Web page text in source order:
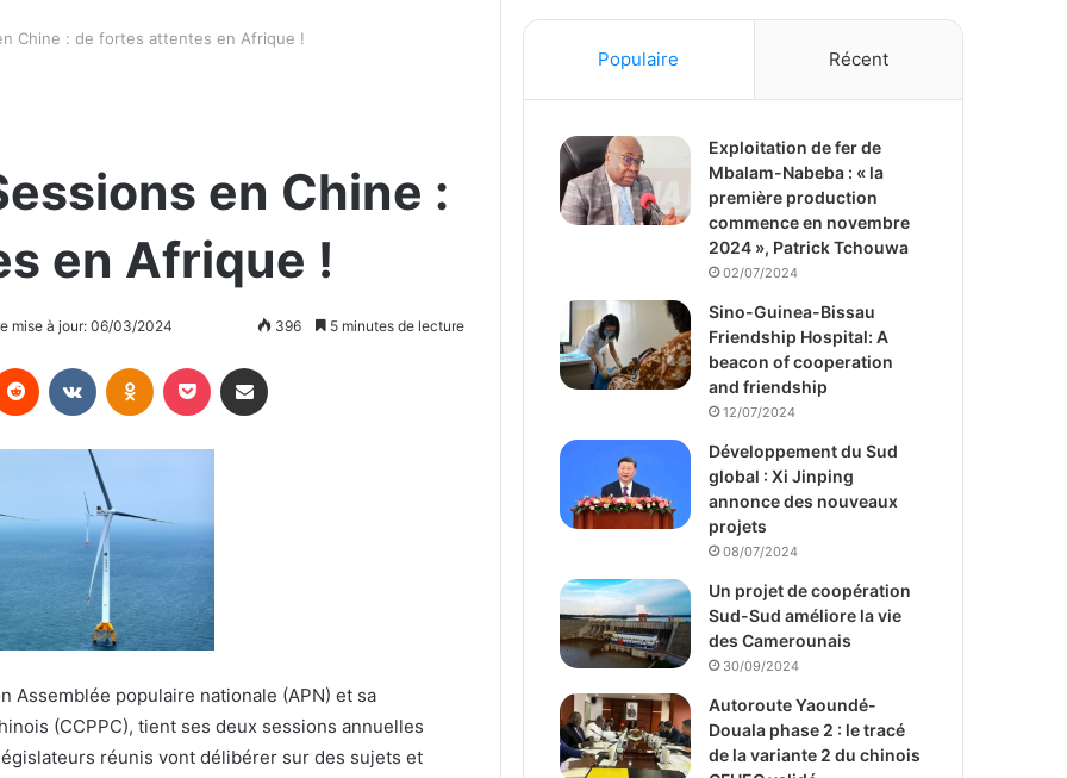
Chine : de fortes attentes en Afrique !
en Chine :
en Afrique !
mise à jour: 06/03/2024 396 5 minutes de lecture
Assemblée populaire nationale (APN) et sa
(CCPPC), tient ses deux sessions annuelles
réunis vont délibérer sur des sujets et
Populaire Récent
Exploitation de fer de
Mbalam-Nabeba : « la
première production
commence en novembre
2024 », Patrick Tchouwa
02/07/2024
Sino-Guinea-Bissau
Friendship Hospital: A
beacon of cooperation
and friendship
12/07/2024
Développement du Sud
global : Xi Jinping
annonce des nouveaux
projets
08/07/2024
Un projet de coopération
Sud-Sud améliore la vie
des Camerounais
30/09/2024
Autoroute Yaoundé-
Douala phase 2 : le tracé
de la variante 2 du chinois